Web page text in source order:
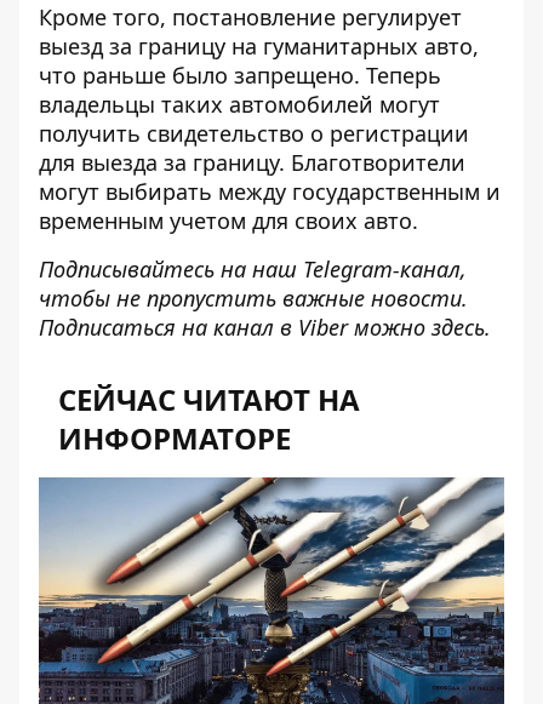
Кроме того, постановление регулирует
выезд за границу на гуманитарных авто,
что раньше было запрещено. Теперь
владельцы таких автомобилей могут
получить свидетельство о регистрации
для выезда за границу. Благотворители
могут выбирать между государственным и
временным учетом для своих авто.
Подписывайтесь на наш Telegram-канал,
чтобы не пропустить важные новости.
Подписаться на канал в Viber можно здесь.
СЕЙЧАС ЧИТАЮТ НА
ИНФОРМАТОРЕ